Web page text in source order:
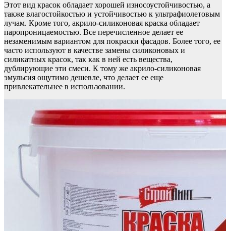
Этот вид красок обладает хорошей износоустойчивостью, а
также влагостойкостью и устойчивостью к ультрафиолетовым
лучам. Кроме того, акрило-силиконовая краска обладает
паропроницаемостью. Все перечисленное делает ее
незаменимым вариантом для покраски фасадов. Более того, ее
часто используют в качестве замены силиконовых и
силикатных красок, так как в ней есть вещества,
дублирующие эти смеси. К тому же акрило-силиконовая
эмульсия ощутимо дешевле, что делает ее еще
привлекательнее в использовании.